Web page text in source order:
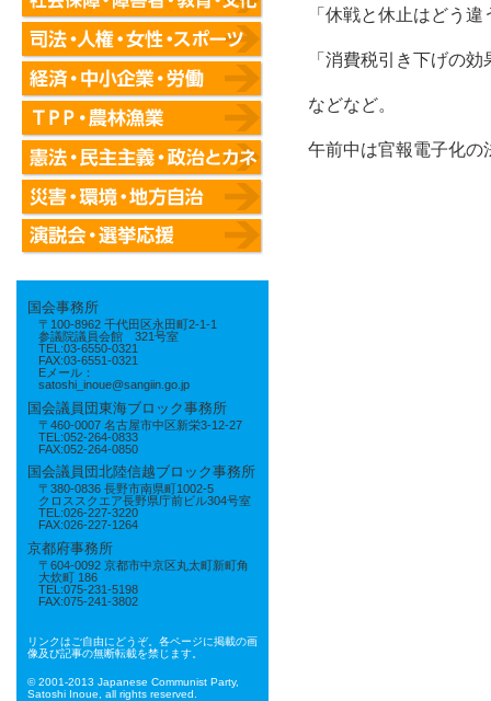
国会事務所
〒100-8962 千代田区永田町2-1-1
参議院議員会館 321号室
TEL:03-6550-0321
FAX:03-6551-0321
Eメール：
satoshi_inoue@sangiin.go.jp
国会議員団東海ブロック事務所
〒460-0007 名古屋市中区新栄3-12-27
TEL:052-264-0833
FAX:052-264-0850
国会議員団北陸信越ブロック事務所
〒380-0836 長野市南県町1002-5
クロススクエア長野県庁前ビル304号室
TEL:026-227-3220
FAX:026-227-1264
京都府事務所
〒604-0092 京都市中京区丸太町新町角
大炊町 186
TEL:075-231-5198
FAX:075-241-3802
リンクはご自由にどうぞ。各ページに掲載の画
像及び記事の無断転載を禁じます。
© 2001-2013 Japanese Communist Party,
Satoshi Inoue, all rights reserved.
「休戦と休止はどう違
「消費税引き下げの効
などなど。
午前中は官報電子化の